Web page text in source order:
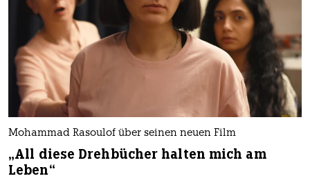
Mohammad Rasoulof über seinen neuen Film
„All diese Drehbücher halten mich am
Leben“